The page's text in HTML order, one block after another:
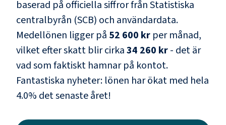
baserad på officiella siffror från Statistiska
centralbyrån (SCB) och användardata.
Medellönen ligger på 52 600 kr per månad,
vilket efter skatt blir cirka34 260 kr- det är
vad som faktiskt hamnar på kontot.
Fantastiska nyheter: lönen har ökat med hela
4.0% det senaste året!